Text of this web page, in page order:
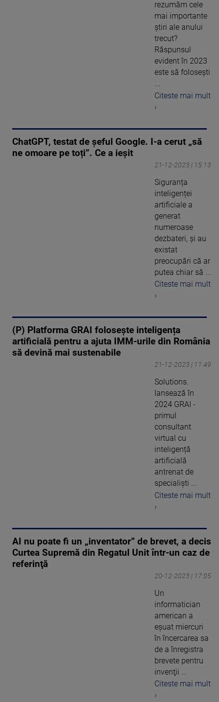
rezumăm cele
mai importante
ştiri ale anului
trecut?
Răspunsul
evident în 2023
este să foloseşti
...
Citeste mai mult
›
ChatGPT, testat de șeful Google. I-a cerut „să
ne omoare pe toți”. Ce a ieșit
21-12-2023 | 15:13
Siguranța
inteligenței
artificiale a
generat
numeroase
dezbateri, și au
existat
preocupări că ar
putea chiar să ...
Citeste mai mult
›
(P) Platforma GRAI folosește inteligența
artificială pentru a ajuta IMM-urile din România
să devină mai sustenabile
21-12-2023 | 11:49
Solutions.
lansează în
2024 GRAI -
primul
consultant
virtual cu
inteligență
artificială
antrenat de
specialiști ...
Citeste mai mult
›
AI nu poate fi un „inventator” de brevet, a decis
Curtea Supremă din Regatul Unit într-un caz de
referinţă
20-12-2023 | 17:05
Un
informatician
american a
eşuat miercuri
în încercarea sa
de a înregistra
brevete pentru
invenţii ...
Citeste mai mult
›